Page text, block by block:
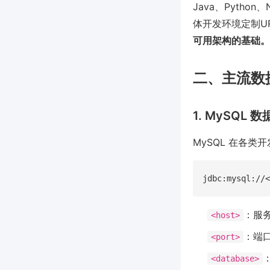
Java、Python、
体开发环境定制
可用架构的基础。
二、主流数
1. MySQL 数
MySQL 在各类
<host> ：服
<port> ：端
<database>